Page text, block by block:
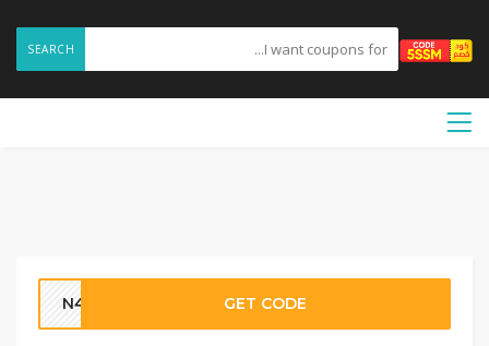
SEARCH
GET CODE